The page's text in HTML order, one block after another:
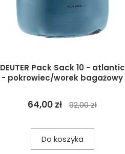
DEUTER Pack Sack 10 - atlantic
- pokrowiec/worek bagażowy
64,00 zł 92,00 zł
Do koszyka